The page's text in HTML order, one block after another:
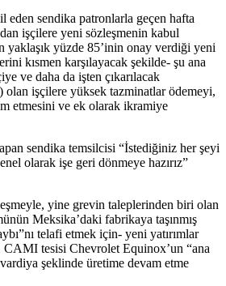
eden sendika patronlarla geçen hafta
işçilere yeni sözleşmenin kabul
yaklaşık yüzde 85’inin onay verdiği yeni
kısmen karşılayacak şekilde- şu ana
ve daha da işten çıkarılacak
olan işçilere yüksek tazminatlar ödemeyi,
etmesini ve ek olarak ikramiye
sendika temsilcisi “İstediğiniz her şeyi
olarak işe geri dönmeye hazırız”
yine grevin taleplerinden biri olan
Meksika’daki fabrikaya taşınmış
telafi etmek için- yeni yatırımlar
CAMI tesisi Chevrolet Equinox’un “ana
şeklinde üretime devam etme